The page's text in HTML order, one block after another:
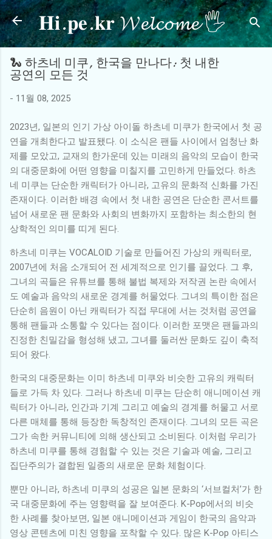
기본 콘텐츠로 건너뛰기
𝐇𝐢.𝐩𝐞.𝐤𝐫 𝓦𝓮𝓵𝓬𝓸𝓶𝓮 🖐
🐍 하츠네 미쿠, 한국을 만나다: 첫 내한
공연의 모든 것
- 11월 08, 2025
2023년, 일본의 인기 가상 아이돌 하츠네 미쿠가 한국에서 첫 공
연을 개최한다고 발표됐다. 이 소식은 팬들 사이에서 엄청난 화
제를 모았고, 교재의 한가운데 있는 미래의 음악의 모습이 한국
의 대중문화에 어떤 영향을 미칠지를 고민하게 만들었다. 하츠
네 미쿠는 단순한 캐릭터가 아니라, 고유의 문화적 신화를 가진
존재이다. 이러한 배경 속에서 첫 내한 공연은 단순한 콘서트를
넘어 새로운 팬 문화와 사회의 변화까지 포함하는 최소한의 현
상학적인 의미를 띠게 된다.
하츠네 미쿠는 VOCALOID 기술로 만들어진 가상의 캐릭터로,
2007년에 처음 소개되어 전 세계적으로 인기를 끌었다. 그 후,
그녀의 곡들은 유튜브를 통해 불법 복제와 저작권 논란 속에서
도 예술과 음악의 새로운 경계를 허물었다. 그녀의 특이한 점은
단순히 음원이 아닌 캐릭터가 직접 무대에 서는 것처럼 공연을
통해 팬들과 소통할 수 있다는 점이다. 이러한 포맷은 팬들과의
진정한 친밀감을 형성해 냈고, 그녀를 둘러싼 문화도 깊이 축적
되어 왔다.
한국의 대중문화는 이미 하츠네 미쿠와 비슷한 고유의 캐릭터
들로 가득 차 있다. 그러나 하츠네 미쿠는 단순히 애니메이션 캐
릭터가 아니라, 인간과 기계 그리고 예술의 경계를 허물고 서로
다른 매체를 통해 등장한 독창적인 존재이다. 그녀의 모든 곡은
그가 속한 커뮤니티에 의해 생산되고 소비된다. 이처럼 우리가
하츠네 미쿠를 통해 경험할 수 있는 것은 기술과 예술, 그리고
집단주의가 결합된 일종의 새로운 문화 체험이다.
뿐만 아니라, 하츠네 미쿠의 성공은 일본 문화의 ‘서브컬처’가 한
국 대중문화에 주는 영향력을 잘 보여준다. K-Pop에서의 비슷
한 사례를 찾아보면, 일본 애니메이션과 게임이 한국의 음악과
영상 콘텐츠에 미친 영향을 포착할 수 있다. 많은 K-Pop 아티스